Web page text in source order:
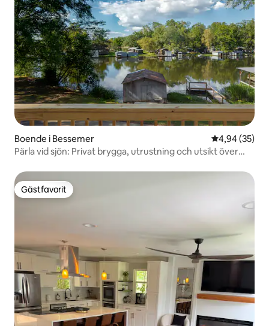
Boende i Bessemer 4,94 av 5 i
4,94 (35)
Pärla vid sjön: Privat brygga, utrustning och utsikt över
Gästfavorit
Gästfavorit